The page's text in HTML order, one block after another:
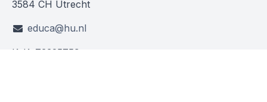
3584 CH Utrecht
educa@hu.nl
KvK: 73325759